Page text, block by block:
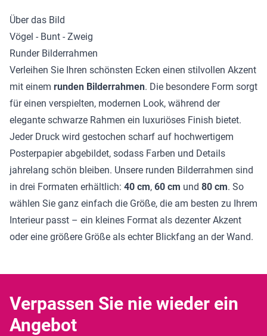
Über das Bild
Vögel - Bunt - Zweig
Runder Bilderrahmen
Verleihen Sie Ihren schönsten Ecken einen stilvollen Akzent
mit einem runden Bilderrahmen. Die besondere Form sorgt
für einen verspielten, modernen Look, während der
elegante schwarze Rahmen ein luxuriöses Finish bietet.
Jeder Druck wird gestochen scharf auf hochwertigem
Posterpapier abgebildet, sodass Farben und Details
jahrelang schön bleiben. Unsere runden Bilderrahmen sind
in drei Formaten erhältlich: 40 cm, 60 cm und 80 cm. So
wählen Sie ganz einfach die Größe, die am besten zu Ihrem
Interieur passt – ein kleines Format als dezenter Akzent
oder eine größere Größe als echter Blickfang an der Wand.
Verpassen Sie nie wieder ein
Angebot